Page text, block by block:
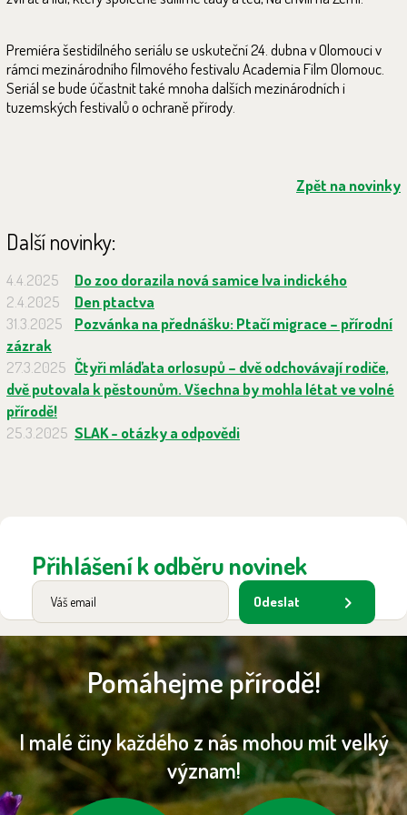
Premiéra šestidílného seriálu se uskuteční 24. dubna v Olomouci v
rámci mezinárodního filmového festivalu Academia Film Olomouc.
Seriál se bude účastnit také mnoha dalších mezinárodních i
tuzemských festivalů o ochraně přírody.
Zpět na novinky
Další novinky:
4.4.2025
Do zoo dorazila nová samice lva indického
2.4.2025
Den ptactva
31.3.2025
Pozvánka na přednášku: Ptačí migrace – přírodní
zázrak
27.3.2025 Čtyři mláďata orlosupů – dvě odchovávají rodiče,
dvě putovala k pěstounům. Všechna by mohla létat ve volné
přírodě!
25.3.2025 SLAK - otázky a odpovědi
Přihlášení k odběru novinek
Odeslat
Pomáhejme přírodě!
I malé činy každého z nás mohou mít velký
význam!